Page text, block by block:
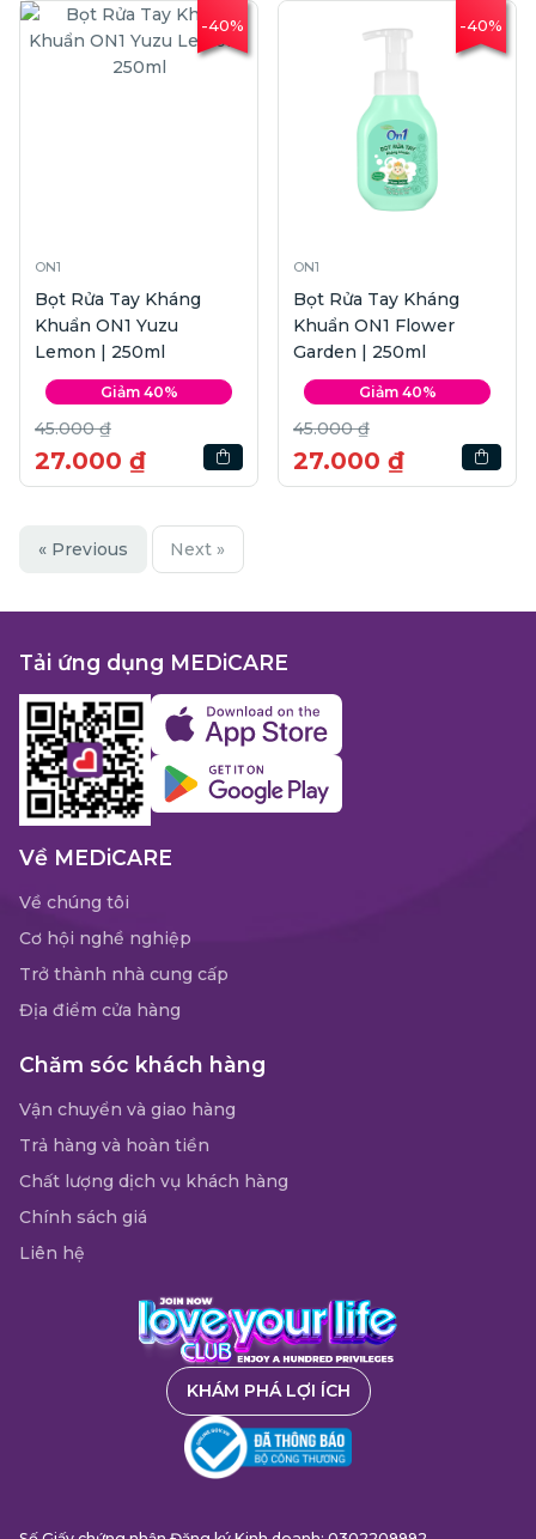
-40%
ON1
Bọt Rửa Tay Kháng
Khuẩn ON1 Yuzu
Lemon | 250ml
Giảm 40%
45.000 ₫
27.000 ₫
-40%
ON1
Bọt Rửa Tay Kháng
Khuẩn ON1 Flower
Garden | 250ml
Giảm 40%
45.000 ₫
27.000 ₫
« Previous Next »
Tải ứng dụng MEDiCARE
Về MEDiCARE
Về chúng tôi
Cơ hội nghề nghiệp
Trở thành nhà cung cấp
Địa điểm cửa hàng
Chăm sóc khách hàng
Vận chuyển và giao hàng
Trả hàng và hoàn tiền
Chất lượng dịch vụ khách hàng
Chính sách giá
Liên hệ
KHÁM PHÁ LỢI ÍCH